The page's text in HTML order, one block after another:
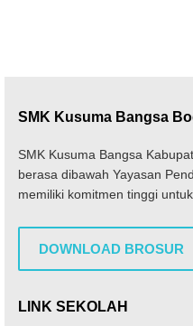
SMK Kusuma Bangsa
SMK Kusuma Bangsa
berasa dibawah Yayasan
memiliki komitmen tinggi
DOWNLOAD BROSUR
LINK SEKOLAH